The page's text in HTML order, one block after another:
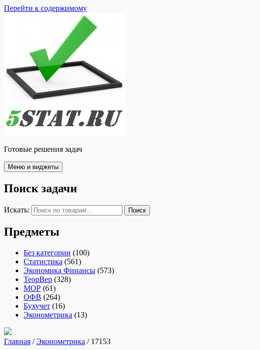
Перейти к содержимому
Готовые решения задач
Меню и виджеты
Поиск задачи
Искать: Поиск
Предметы
Без категории (100)
Статистика (561)
Экономика Финансы (573)
ТеорВер (328)
МОР (61)
ОФВ (264)
Бухучет (16)
Эконометрика (13)
Главная /Эконометрика / 17153